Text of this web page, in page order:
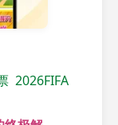
2026FIFA